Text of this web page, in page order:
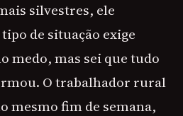
silvestres, ele
de situação exige
medo, mas sei que tudo
O trabalhador rural
mesmo fim de semana,